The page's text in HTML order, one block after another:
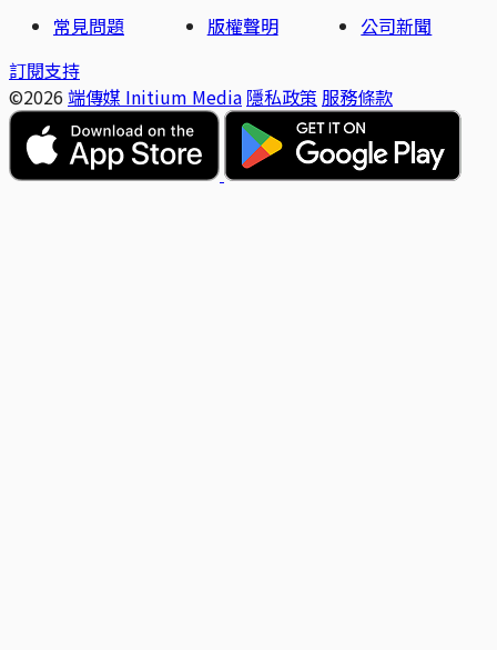
常見問題
版權聲明
公司新聞
訂閱支持
©2026 端傳媒 Initium Media 隱私政策 服務條款